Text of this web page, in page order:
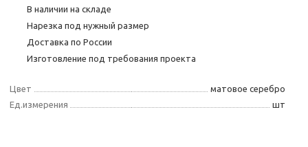
В наличии на складе
Нарезка под нужный размер
Доставка по России
Изготовление под требования проекта
Цвет
матовое серебро
Ед.измерения
шт